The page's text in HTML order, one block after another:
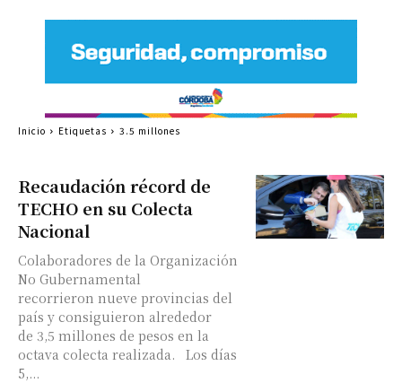
Recaudación récord de
TECHO en su Colecta
Nacional
Colaboradores de la Organización
No Gubernamental
recorrieron nueve provincias del
país y consiguieron alrededor
de 3,5 millones de pesos en la
octava colecta realizada. Los días
5,...
Inicio Etiquetas 3.5 millones